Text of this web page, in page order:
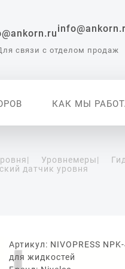
связи с отделом продаж
КАК МЫ
для
| Уровнемеры|
датчик уровня
Артикул: NIVOPRESS
для жидкостей